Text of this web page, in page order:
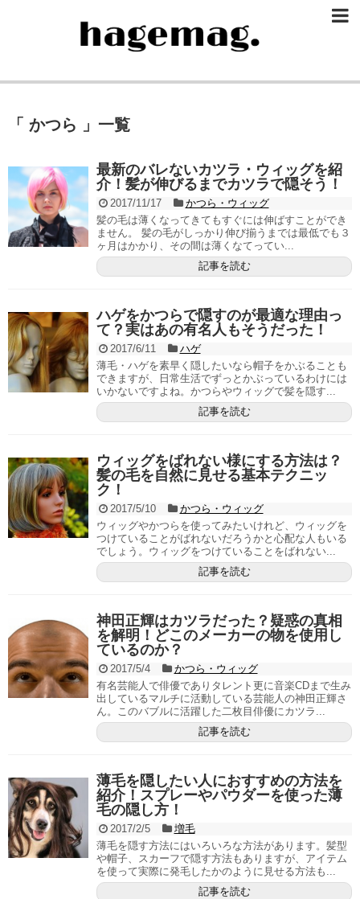
「 かつら 」一覧
最新のバレないカツラ・ウィッグを紹
介！髪が伸びるまでカツラで隠そう！
2017/11/17
かつら・ウィッグ
髪の毛は薄くなってきてもすぐには伸ばすことができ
ません。 髪の毛がしっかり伸び揃うまでは最低でも３
ヶ月はかかり、その間は薄くなてってい...
記事を読む
ハゲをかつらで隠すのが最適な理由っ
て？実はあの有名人もそうだった！
2017/6/11
ハゲ
薄毛・ハゲを素早く隠したいなら帽子をかぶることも
できますが、日常生活でずっとかぶっているわけには
いかないですよね。かつらやウィッグで髪を隠す...
記事を読む
ウィッグをばれない様にする方法は？
髪の毛を自然に見せる基本テクニッ
ク！
2017/5/10
かつら・ウィッグ
ウィッグやかつらを使ってみたいけれど、ウィッグを
つけていることがばれないだろうかと心配な人もいる
でしょう。ウィッグをつけていることをばれない...
記事を読む
神田正輝はカツラだった？疑惑の真相
を解明！どこのメーカーの物を使用し
ているのか？
2017/5/4
かつら・ウィッグ
有名芸能人で俳優でありタレント更に音楽CDまで生み
出しているマルチに活動している芸能人の神田正輝さ
ん。このバブルに活躍した二枚目俳優にカツラ...
記事を読む
薄毛を隠したい人におすすめの方法を
紹介！スプレーやパウダーを使った薄
毛の隠し方！
2017/2/5
増毛
薄毛を隠す方法にはいろいろな方法があります。髪型
や帽子、スカーフで隠す方法もありますが、アイテム
を使って実際に発毛したかのように見せる方法も...
記事を読む